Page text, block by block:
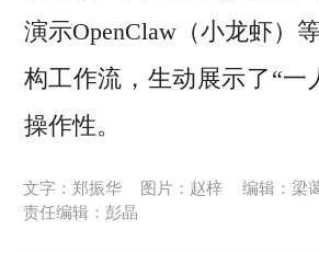
演示OpenClaw（小龙虾）
构工作流，生动展示了“一
操作性。
文字：郑振华 图片：赵梓
编辑：梁
责任编辑：彭晶